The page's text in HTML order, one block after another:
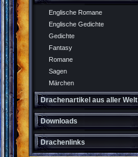
Englische Romane
Englische Gedichte
Gedichte
Fantasy
Romane
Sagen
Märchen
Drachenartikel aus aller Welt
Downloads
Drachenlinks